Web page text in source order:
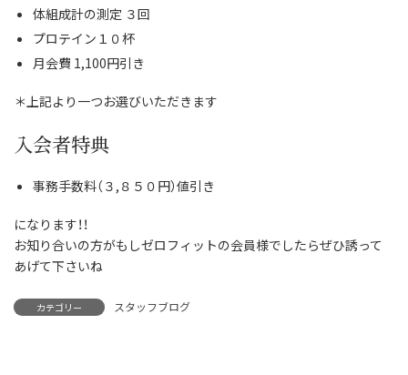
体組成計の測定 ３回
プロテイン１０杯
月会費 1,100円引き
＊上記より一つお選びいただきます
入会者特典
事務手数料（３,８５０円）値引き
になります！！
お知り合いの方がもしゼロフィットの会員様でしたらぜひ誘って
あげて下さいね
カテゴリー スタッフブログ